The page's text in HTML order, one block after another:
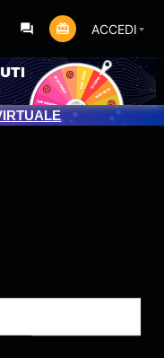
ACCEDI